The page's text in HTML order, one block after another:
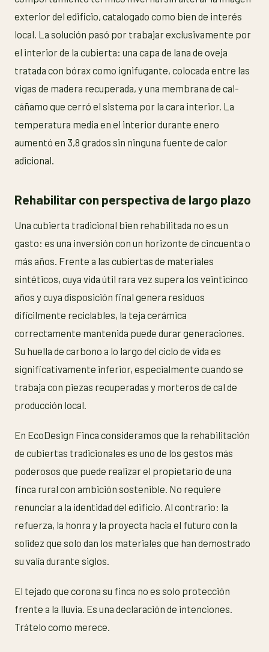
exterior del edificio, catalogado como bien de interés
local. La solución pasó por trabajar exclusivamente por
el interior de la cubierta: una capa de lana de oveja
tratada con bórax como ignifugante, colocada entre las
vigas de madera recuperada, y una membrana de cal-
cáñamo que cerró el sistema por la cara interior. La
temperatura media en el interior durante enero
aumentó en 3,8 grados sin ninguna fuente de calor
adicional.
Rehabilitar con perspectiva de largo plazo
Una cubierta tradicional bien rehabilitada no es un
gasto: es una inversión con un horizonte de cincuenta o
más años. Frente a las cubiertas de materiales
sintéticos, cuya vida útil rara vez supera los veinticinco
años y cuya disposición final genera residuos
difícilmente reciclables, la teja cerámica
correctamente mantenida puede durar generaciones.
Su huella de carbono a lo largo del ciclo de vida es
significativamente inferior, especialmente cuando se
trabaja con piezas recuperadas y morteros de cal de
producción local.
En EcoDesign Finca consideramos que la rehabilitación
de cubiertas tradicionales es uno de los gestos más
poderosos que puede realizar el propietario de una
finca rural con ambición sostenible. No requiere
renunciar a la identidad del edificio. Al contrario: la
refuerza, la honra y la proyecta hacia el futuro con la
solidez que solo dan los materiales que han demostrado
su valía durante siglos.
El tejado que corona su finca no es solo protección
frente a la lluvia. Es una declaración de intenciones.
Trátelo como merece.